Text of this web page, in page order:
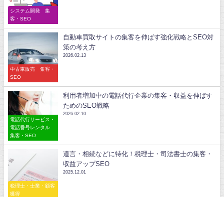
システム開発 集
客・SEO
中古車販売 集客・
SEO
自動車買取サイトの集客を伸ばす強化戦略とSEO対
策の考え方
2026.02.13
電話代行サービス・
電話番号レンタル
集客・SEO
利用者増加中の電話代行企業の集客・収益を伸ばす
ためのSEO戦略
2026.02.10
税理士・士業・顧客
獲得
遺言・相続などに特化！税理士・司法書士の集客・
収益アップSEO
2025.12.01